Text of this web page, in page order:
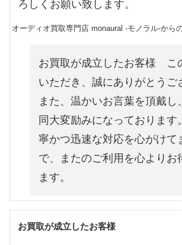
ろしくお願い致します。
オーディオ買取専門店 monaural -モノラル-から
お買取が成立したお客様 こ
いただき、誠にありがとうご
また、温かいお言葉を頂戴し
同大変励みになっております
寧かつ迅速な対応を心がけて
で、またのご利用を心よりお
ます。
お買取が成立したお客様